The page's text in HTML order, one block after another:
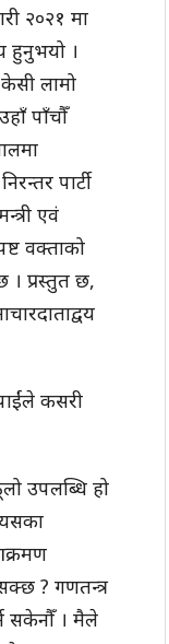
२०२१ मा
हुनुभयो ।
लामो
पाँचौँ
पार्टी
एवं
वक्ताको
। प्रस्तुत छ,
कसरी
उपलब्धि हो
? गणतन्त्र
सकेनौँ । मैले